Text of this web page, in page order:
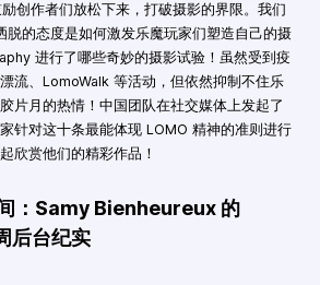
创作者们放松下来，打破摄影的界限。我们
脱的态度是如何激发乐魔玩家们塑造自己的摄
进行了哪些奇妙的摄影试验！虽然受到疫
流、LomoWalk 等活动，但依然抑制不住乐
片月的热情！中国团队在社交媒体上发起了
针对这十条最能体现 LOMO 精神的准则进行
欣赏他们的精彩作品！
：Samy Bienheureux 的
后台纪实